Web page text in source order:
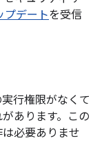
プデートを受信
行権限がなくて
あります。この
必要ありませ